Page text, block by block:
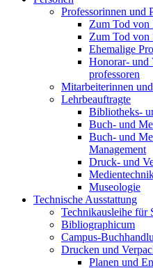
Professorinnen und
Zum Tod
Zum Tod von
Ehemalige
Honorar- und
professoren
Mitarbeiterinnen
Lehrbeauftragte
Bibliotheks-
Buch- und
Buch- und
Management
Druck- und
Museologie
Technische Ausstattung
Technikausleihe für
Bibliographicum
Campus-
Drucken und
Planen und